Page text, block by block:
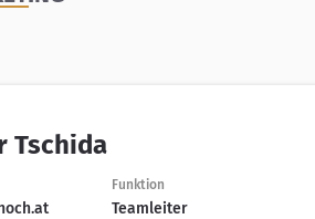
Tschida
Funktion
Teamleiter